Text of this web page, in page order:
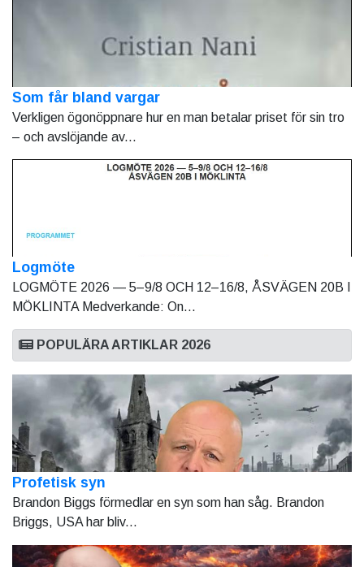
Som får bland vargar
Verkligen ögonöppnare hur en man betalar priset för sin tro
– och avslöjande av...
Logmöte
LOGMÖTE 2026 — 5–9/8 OCH 12–16/8, ÅSVÄGEN 20B I
MÖKLINTA Medverkande: On...
POPULÄRA ARTIKLAR 2026
Profetisk syn
Brandon Biggs förmedlar en syn som han såg. Brandon
Briggs, USA har bliv...